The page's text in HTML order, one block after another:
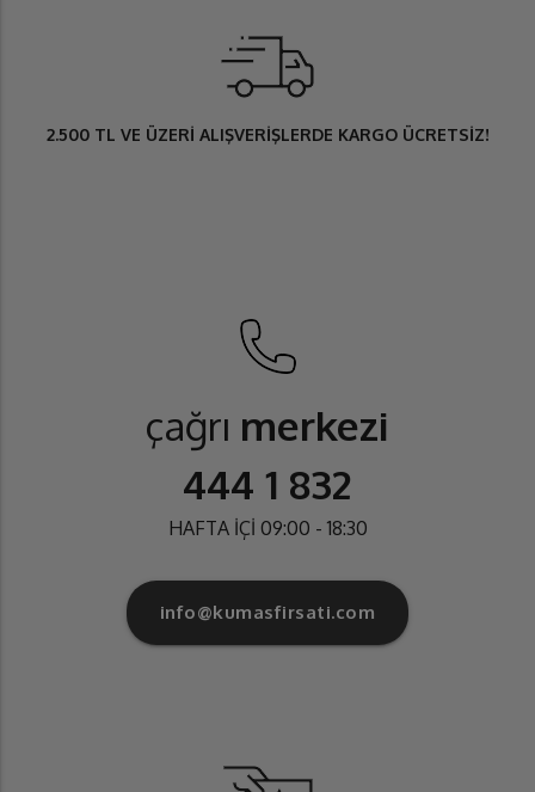
2.500 TL VE ÜZERİ ALIŞVERİŞLERDE KARGO ÜCRETSİZ!
çağrı merkezi
444 1 832
HAFTA İÇİ 09:00 - 18:30
info@kumasfirsati.com